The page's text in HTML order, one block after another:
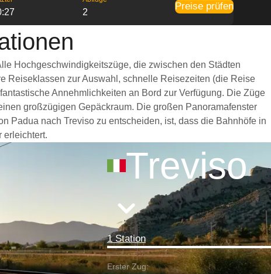
2
Preise prüfen
Hochgeschwindigkeitszüge, die zwischen den Städten
Reiseklassen zur Auswahl, schnelle Reisezeiten (die Reise
Annehmlichkeiten an Bord zur Verfügung. Die Züge
großzügigen Gepäckraum. Die großen Panoramafenster
Padua nach Treviso zu entscheiden, ist, dass die Bahnhöfe in
erleichtert.
Treviso
1 Station
Erster Zug: